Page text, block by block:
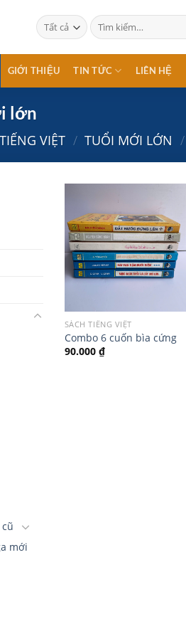
Tìm
kiếm:
GIỚI THIỆU TIN TỨC LIÊN HỆ
lớn
VIỆT / TUỔI MỚI LỚN /
mới
SÁCH TIẾNG VIỆT
Combo 6 cuốn bìa cứng
90.000 ₫